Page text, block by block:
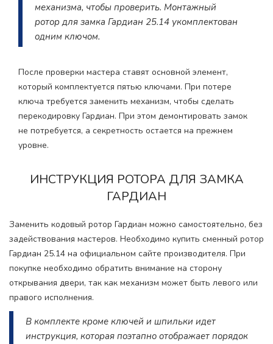
механизма, чтобы проверить. Монтажный
ротор для замка Гардиан 25.14 укомплектован
одним ключом.
После проверки мастера ставят основной элемент,
который комплектуется пятью ключами. При потере
ключа требуется заменить механизм, чтобы сделать
перекодировку Гардиан. При этом демонтировать замок
не потребуется, а секретность остается на прежнем
уровне.
ИНСТРУКЦИЯ РОТОРА ДЛЯ ЗАМКА
ГАРДИАН
Заменить кодовый ротор Гардиан можно самостоятельно, без
задействования мастеров. Необходимо купить сменный ротор
Гардиан 25.14 на официальном сайте производителя. При
покупке необходимо обратить внимание на сторону
открывания двери, так как механизм может быть левого или
правого исполнения.
В комплекте кроме ключей и шпильки идет
инструкция, которая поэтапно отображает порядок